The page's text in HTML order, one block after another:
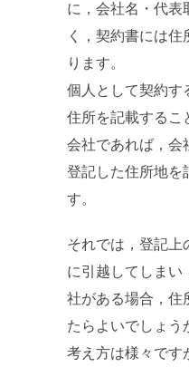
に，会社名・代表
く，契約書には
ります。
個人として契約す
住所を記載するこ
会社であれば，会
登記した住所地を
す。
それでは，登記上
に引越してしまい
社がある場合，住
たらよいでしょう
考え方は様々です